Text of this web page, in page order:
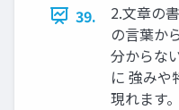
39.
2.文章の
の言葉か
分からな
に 強みや
現れます